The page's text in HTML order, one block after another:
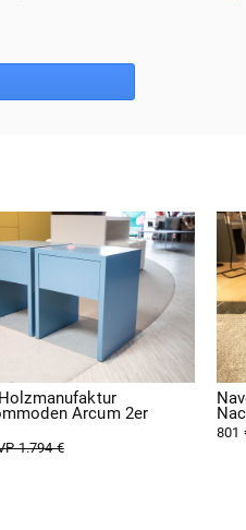
Arcum 2er
1.794 €
801